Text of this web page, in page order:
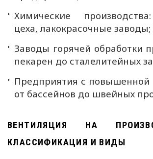
Химические
цеха, лакокрасочные заводы;
Заводы горячей обработки
пекарен до сталелитейных
Предприятия с повышенной
от бассейнов до швейных
ВЕНТИЛЯЦИЯ НА
КЛАССИФИКАЦИЯ И ВИДЫ